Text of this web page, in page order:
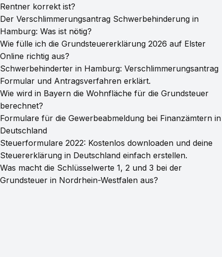
Rentner korrekt ist?
Der Verschlimmerungsantrag Schwerbehinderung in
Hamburg: Was ist nötig?
Wie fülle ich die Grundsteuererklärung 2026 auf Elster
Online richtig aus?
Schwerbehinderter in Hamburg: Verschlimmerungsantrag
Formular und Antragsverfahren erklärt.
Wie wird in Bayern die Wohnfläche für die Grundsteuer
berechnet?
Formulare für die Gewerbeabmeldung bei Finanzämtern in
Deutschland
Steuerformulare 2022: Kostenlos downloaden und deine
Steuererklärung in Deutschland einfach erstellen.
Was macht die Schlüsselwerte 1, 2 und 3 bei der
Grundsteuer in Nordrhein-Westfalen aus?